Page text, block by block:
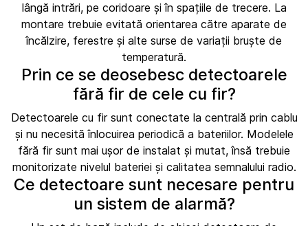
lângă intrări, pe coridoare și în spațiile de trecere. La
montare trebuie evitată orientarea către aparate de
încălzire, ferestre și alte surse de variații bruște de
temperatură.
Prin ce se deosebesc detectoarele
fără fir de cele cu fir?
Detectoarele cu fir sunt conectate la centrală prin cablu
și nu necesită înlocuirea periodică a bateriilor. Modelele
fără fir sunt mai ușor de instalat și mutat, însă trebuie
monitorizate nivelul bateriei și calitatea semnalului radio.
Ce detectoare sunt necesare pentru
un sistem de alarmă?